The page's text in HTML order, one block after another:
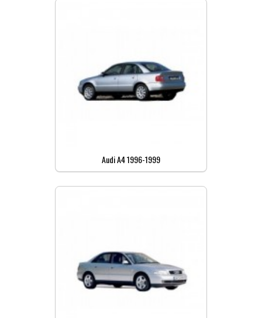
Audi A4 1996-1999